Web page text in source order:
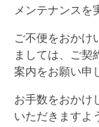
メンテナンスを
ご不便をおかけ
ましては、ご契
案内をお願い申
お手数をおかけ
いただきますよ